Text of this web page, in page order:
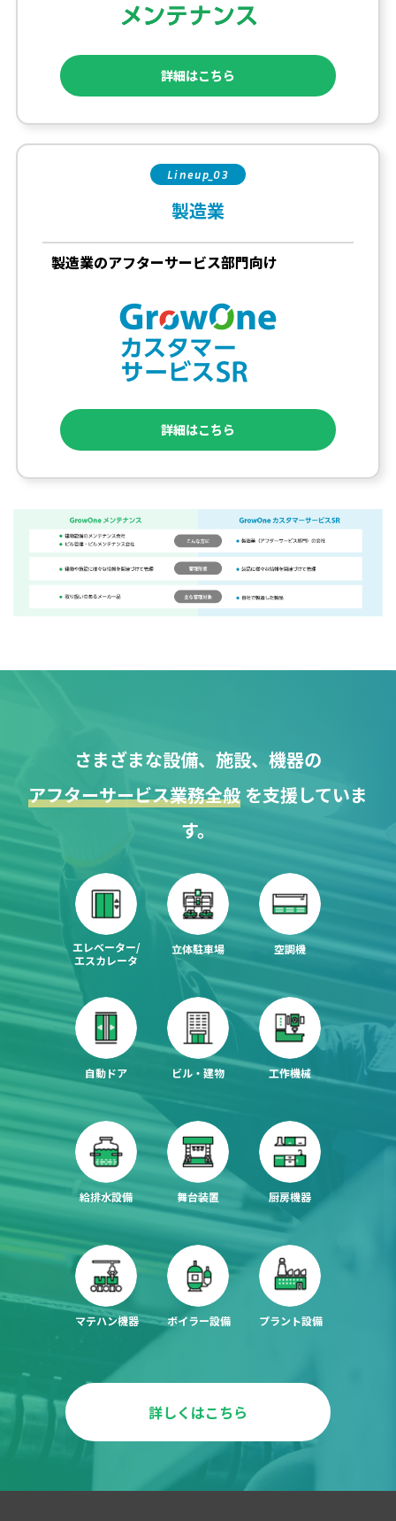
詳細はこちら
Lineup_03
製造業
製造業のアフターサービス部門向け
詳細はこちら
さまざまな設備、施設、機器の
アフターサービス業務全般 を支援していま
す。
エレベーター/
エスカレータ
立体駐車場 空調機
自動ドア ビル・建物 工作機械
給排水設備 舞台装置 厨房機器
マテハン機器 ボイラー設備 プラント設備
詳しくはこちら